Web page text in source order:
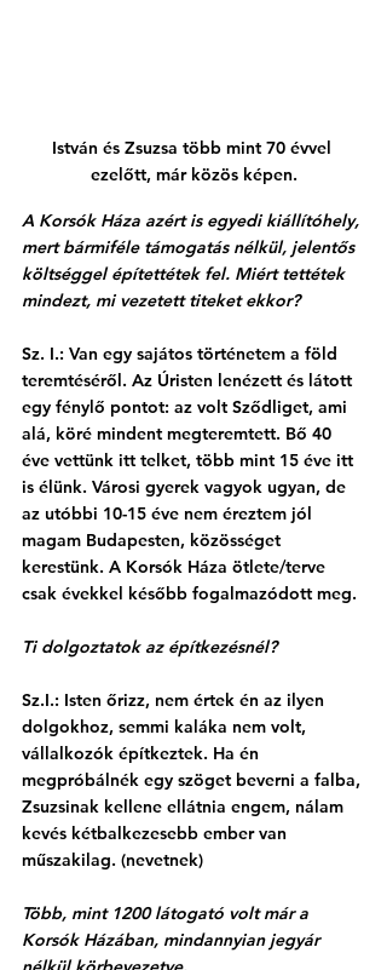
István és Zsuzsa több mint 70 évvel
ezelőtt, már közös képen.
A Korsók Háza azért is egyedi kiállítóhely,
mert bármiféle támogatás nélkül, jelentős
költséggel építettétek fel. Miért tettétek
mindezt, mi vezetett titeket ekkor?
Sz. I.: Van egy sajátos történetem a föld
teremtéséről. Az Úristen lenézett és látott
egy fénylő pontot: az volt Sződliget, ami
alá, köré mindent megteremtett. Bő 40
éve vettünk itt telket, több mint 15 éve itt
is élünk. Városi gyerek vagyok ugyan, de
az utóbbi 10-15 éve nem éreztem jól
magam Budapesten, közösséget
kerestünk. A Korsók Háza ötlete/terve
csak évekkel később fogalmazódott meg.
Ti dolgoztatok az építkezésnél?
Sz.I.: Isten őrizz, nem értek én az ilyen
dolgokhoz, semmi kaláka nem volt,
vállalkozók építkeztek. Ha én
megpróbálnék egy szöget beverni a falba,
Zsuzsinak kellene ellátnia engem, nálam
kevés kétbalkezesebb ember van
műszakilag. (nevetnek)
Több, mint 1200 látogató volt már a
Korsók Házában, mindannyian jegyár